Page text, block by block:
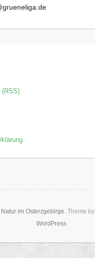
(RSS)
Natur im Osterzgebirge. Theme by
WordPress